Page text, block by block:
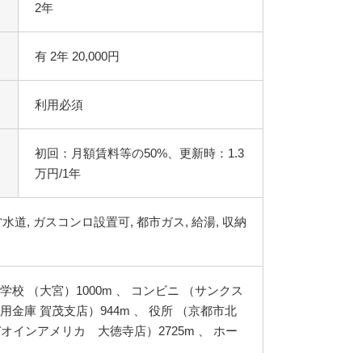
2年
有 2年 20,000円
利用必須
初回：月額賃料等の50%、更新時：1.3
万円/1年
道, ガスコンロ設置可, 都市ガス, 給湯, 収納
校 （大宮）1000m 、 コンビニ （サンクス
金庫 賀茂支店）944m 、 役所 （京都市北
インアメリカ 大徳寺店）2725m 、 ホー